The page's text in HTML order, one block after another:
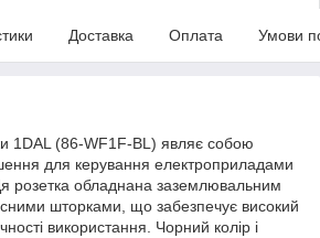
Доставка Оплата Умови
1DAL (86-WF1F-BL) являє собою
для керування електроприладами
розетка обладнана заземлювальним
шторками, що забезпечує високий
використання. Чорний колір і